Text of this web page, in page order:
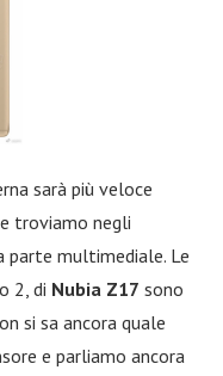
sarà più veloce
troviamo negli
parte multimediale. Le
2, di Nubia Z17 sono
si sa ancora quale
e parliamo ancora